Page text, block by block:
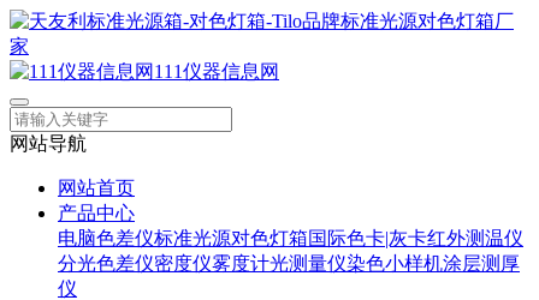
111仪器信息网
网站导航
网站首页
产品中心
电脑色差仪标准光源对色灯箱国际色卡|灰卡红外测温仪
分光色差仪密度仪雾度计光测量仪染色小样机涂层测厚
仪